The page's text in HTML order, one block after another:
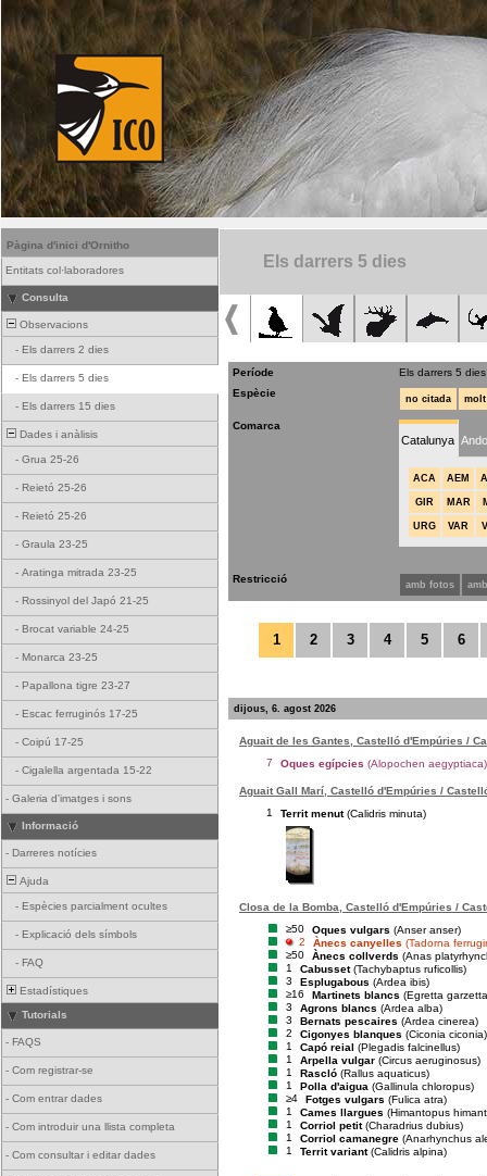
Pàgina d'inici d'Ornitho
Entitats col·laboradores
Consulta
Observacions
- Els darrers 2 dies
- Els darrers 5 dies
- Els darrers 15 dies
Dades i anàlisis
- Grua 25-26
- Reietó 25-26
- Reietó 25-26
- Graula 23-25
- Aratinga mitrada 23-25
- Rossinyol del Japó 21-25
- Brocat variable 24-25
- Monarca 23-25
- Papallona tigre 23-27
- Escac ferruginós 17-25
- Coipú 17-25
- Cigalella argentada 15-22
- Galeria d'imatges i sons
Informació
- Darreres notícies
Ajuda
- Espècies parcialment ocultes
- Explicació dels símbols
- FAQ
Estadístiques
Tutorials
- FAQS
- Com registrar-se
- Com entrar dades
- Com introduir una llista completa
- Com consultar i editar dades
Els darrers 5 dies
Període
Els darrers 5 dies
Espècie
no citada
Comarca
Catalunya
ACA AEM
GIR MAR
URG VAR
Restricció amb fotos
1 2 3 4 5 6
dijous, 6. agost 2026
Aguait de les Gantes, Castelló d'Empúries /
7
Oques egípcies (Alopochen aegyptiaca)
Aguait Gall Marí, Castelló d'Empúries /
1
Territ menut (Calidris minuta)
Closa de la Bomba, Castelló d'Empúries /
≥50
Oques vulgars (Anser anser)
2
Ànecs canyelles (Tadorna
≥50
Ànecs collverds (Anas
1
Cabusset (Tachybaptus ruficollis)
3
Esplugabous (Ardea ibis)
≥16
Martinets blancs (Egretta
3
Agrons blancs (Ardea alba)
3
Bernats pescaires (Ardea cinerea)
2
Cigonyes blanques (Ciconia ciconia)
1
Capó reial (Plegadis falcinellus)
1
Arpella vulgar (Circus aeruginosus)
1
Rascló (Rallus aquaticus)
1
Polla d'aigua (Gallinula chloropus)
≥4
Fotges vulgars (Fulica atra)
1
Cames llargues (Himantopus
1
Corriol petit (Charadrius dubius)
1
Corriol camanegre (Anarhynchus
1
Territ variant (Calidris alpina)